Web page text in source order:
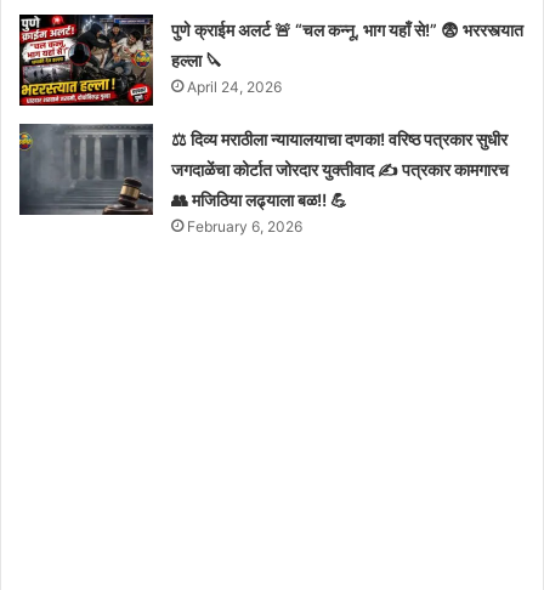
पुणे क्राईम अलर्ट 🚨 “चल कन्नू, भाग यहाँ से!” 😨 भररस्त्यात
हल्ला 🔪
April 24, 2026
⚖️ दिव्य मराठीला न्यायालयाचा दणका! वरिष्ठ पत्रकार सुधीर
जगदाळेंचा कोर्टात जोरदार युक्तीवाद ✍️ पत्रकार कामगारच
👥 मजिठिया लढ्याला बळ!! 💪
February 6, 2026